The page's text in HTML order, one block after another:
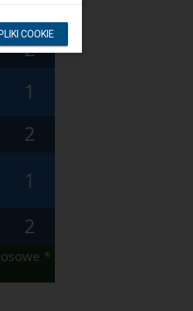
1
2
1
2
1
2
*
COOKIE